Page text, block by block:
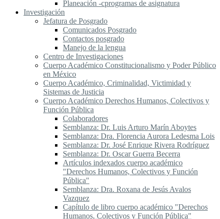
Planeación -cprogramas de asignatura
Investigación
Jefatura de Posgrado
Comunicados Posgrado
Contactos posgrado
Manejo de la lengua
Centro de Investigaciones
Cuerpo Académico Constitucionalismo y Poder Público
en México
Cuerpo Académico, Criminalidad, Victimidad y
Sistemas de Justicia
Cuerpo Académico Derechos Humanos, Colectivos y
Función Pública
Colaboradores
Semblanza: Dr. Luis Arturo Marín Aboytes
Semblanza: Dra. Florencia Aurora Ledesma Lois
Semblanza: Dr. José Enrique Rivera Rodríguez
Semblanza: Dr. Oscar Guerra Becerra
Artículos indexados cuerpo académico
"Derechos Humanos, Colectivos y Función
Pública"
Semblanza: Dra. Roxana de Jesús Avalos
Vazquez
Capítulo de libro cuerpo académico "Derechos
Humanos, Colectivos y Función Pública"